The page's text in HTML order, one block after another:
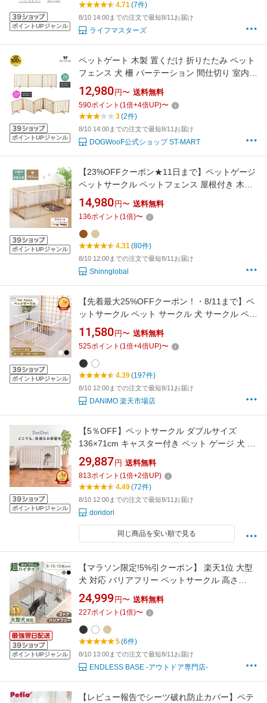
ポイントUPジャンル
4.71(7件)
8/10 14:00までの注文で最短8/11お届け
ライフマスターズ
ポイントUPジャンル
ペットゲート 木製 置くだけ 折りたたみ ペット
フェンス 犬 柵 パーテーション 間仕切り 室内
玄関 キッチン 脱走防止 飛び出し防止 軽量 天然
木 小中型犬 多頭飼い ペットガード 高さ
60cm（3枚セット / 5枚セット)【当店全品ポイ
ント5倍! 8/4 20:00 〜 8/11 01:59まで】
12,980 円〜 送料無料
590ポイント (1倍+4倍UP)〜
3(2件)
8/10 14:00までの注文で最短8/11お届け
DOGWooF公式ショップ ST-MART
ポイントUPジャンル
【23%OFFクーポン★11日まで】ペットゲージ
ペットサークル ペットフェンス 屋根付き 木製
犬ゲージ サークル トイレ付き 犬トイレ ドア付
きウッディサークル ナチュラル ブラウン 犬 ペ
ットゲートサークル 犬 ゲージ トイレ別 犬 サー
クル トイレ 仕切り ゲージ
14,980 円〜 送料無料
136ポイント (1倍)〜
4.31(80件)
8/10 12:00までの注文で最短8/11お届け
Shinnglobal
ポイントUPジャンル
【先着最大25%OFFクーポン！・8/11まで】ペ
ットサークル ペット サークル 犬 サークル ペッ
トフェンス ドア付き 横スライド式ドア 脱走防
止 広い 組み合わせ自由 小型犬~大型犬 多頭飼
い 軽量 犬ケージ 室内用 安全柵 犬ゲージ 組み
立て簡単 高さ67/70cm パネル12/14/16枚
11,580 円〜 送料無料
525ポイント (1倍+4倍UP)〜
4.39(197件)
8/10 12:00までの注文で最短8/11お届け
DANIMO 楽天市場店
ポイントUPジャンル
【5％OFF】ペットサークル ダブルサイズ
136×71cm キャスター付き ペット ゲージ 犬 ト
イレトレーニング ケージおしゃれ ペット サー
クル フェンス 犬 サークル 犬小屋 室内 th102
dor11
29,887 円 送料無料
813ポイント (1倍+2倍UP)
4.49(72件)
8/10 12:00までの注文で最短8/11お届け
doridori
同じ商品を安い順で見る
ポイントUPジャンル
【マラソン限定!5%引クーポン】 楽天1位 大型
犬 対応 バリアフリー ペットサークル 高さ
100cm 超ハイタイプ 2ドア 8/10/12枚セット 折
りたたみ 扉 ドア付き 組み替え サークル ドッグ
サークル ゲージ ドッグゲージ 犬 犬用 中型犬
大型 室内 拡張 大きい 大型犬用 ケージ
24,999 円〜 送料無料
227ポイント (1倍)〜
5(6件)
8/10 13:00までの注文で最短8/11お届け
ENDLESS BASE -アウトドア専門店-
【レビュー報告でシーツ破れ防止カバー】ペテ